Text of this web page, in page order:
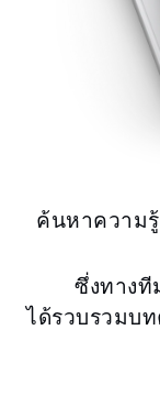
ค้นหาความ
ซึ่งทางที
ได้รวบรวมบ